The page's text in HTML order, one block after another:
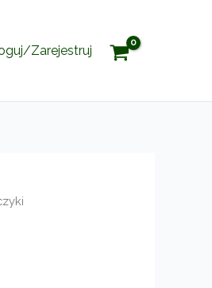
Zarejestruj